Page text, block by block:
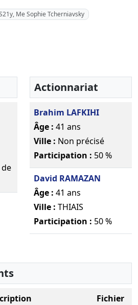
Me Sophie Tcherniavsky
Actionnariat
Brahim LAFKIHI
Âge : 41 ans
Ville : Non précisé
Participation : 50 %
David RAMAZAN
Âge : 41 ans
Ville : THIAIS
Participation : 50 %
Fichier